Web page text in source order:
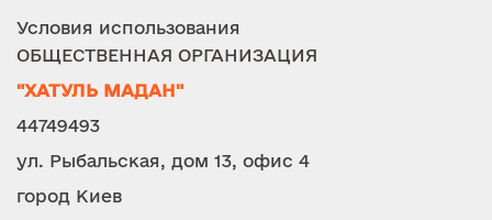
Условия использования
ОБЩЕСТВЕННАЯ ОРГАНИЗАЦИЯ
"ХАТУЛЬ МАДАН"
44749493
ул. Рыбальская, дом 13, офис 4
город Киев